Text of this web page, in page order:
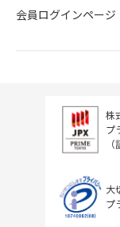
会員ログインページ
株
プ
大
プ